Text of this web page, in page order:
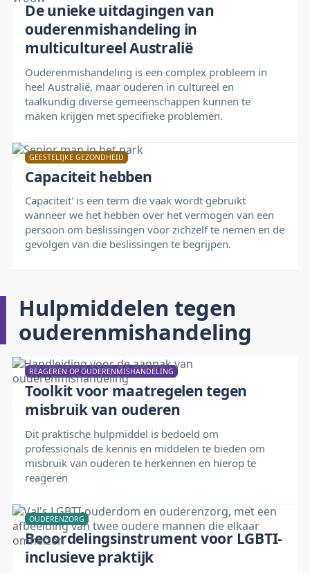
De unieke uitdagingen van
ouderenmishandeling in
multicultureel Australië
Ouderenmishandeling is een complex probleem in
heel Australië, maar ouderen in cultureel en
taalkundig diverse gemeenschappen kunnen te
maken krijgen met specifieke problemen.
GEESTELIJKE GEZONDHEID
Capaciteit hebben
Capaciteit' is een term die vaak wordt gebruikt
wanneer we het hebben over het vermogen van een
persoon om beslissingen voor zichzelf te nemen en de
gevolgen van die beslissingen te begrijpen.
Hulpmiddelen tegen
ouderenmishandeling
REAGEREN OP OUDERENMISHANDELING
Toolkit voor maatregelen tegen
misbruik van ouderen
Dit praktische hulpmiddel is bedoeld om
professionals de kennis en middelen te bieden om
misbruik van ouderen te herkennen en hierop te
reageren
OUDERENZORG
Beoordelingsinstrument voor LGBTI-
inclusieve praktijk